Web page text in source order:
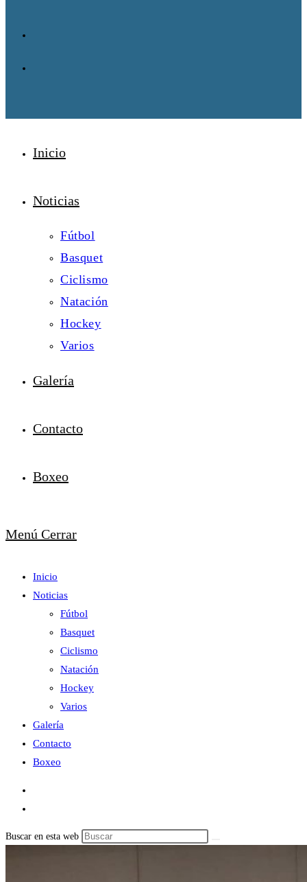
Inicio
Noticias
Fútbol
Basquet
Ciclismo
Natación
Hockey
Varios
Galería
Contacto
Boxeo
Menú Cerrar
Inicio
Noticias
Fútbol
Basquet
Ciclismo
Natación
Hockey
Varios
Galería
Contacto
Boxeo
Buscar en esta web